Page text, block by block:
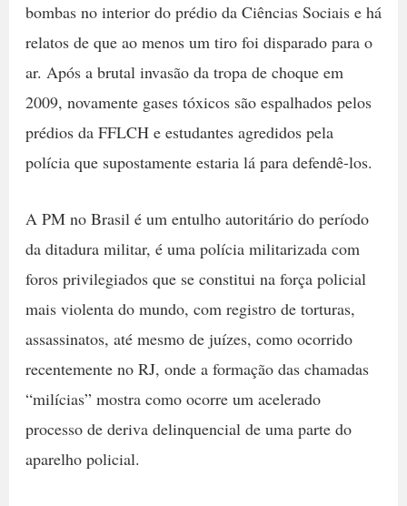
bombas no interior do prédio da Ciências Sociais e há
relatos de que ao menos um tiro foi disparado para o
ar. Após a brutal invasão da tropa de choque em
2009, novamente gases tóxicos são espalhados pelos
prédios da FFLCH e estudantes agredidos pela
polícia que supostamente estaria lá para defendê-los.
A PM no Brasil é um entulho autoritário do período
da ditadura militar, é uma polícia militarizada com
foros privilegiados que se constitui na força policial
mais violenta do mundo, com registro de torturas,
assassinatos, até mesmo de juízes, como ocorrido
recentemente no RJ, onde a formação das chamadas
“milícias” mostra como ocorre um acelerado
processo de deriva delinquencial de uma parte do
aparelho policial.